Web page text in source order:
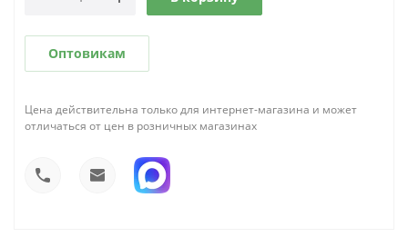
Оптовикам
Цена действительна только для интернет-магазина и может
отличаться от цен в розничных магазинах